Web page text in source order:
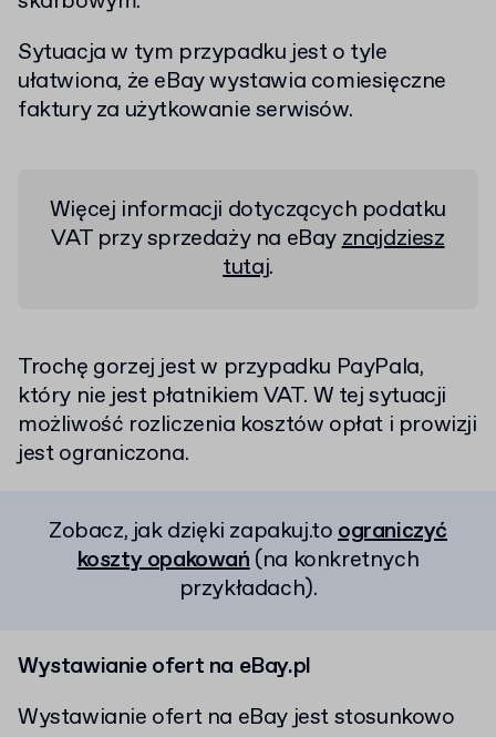
Sytuacja w tym przypadku jest o tyle
ułatwiona, że eBay wystawia comiesięczne
faktury za użytkowanie serwisów.
Więcej informacji dotyczących podatku
VAT przy sprzedaży na eBayznajdziesz
tutaj.
Trochę gorzej jest w przypadku PayPala,
który nie jest płatnikiem VAT. W tej sytuacji
możliwość rozliczenia kosztów opłat i prowizji
jest ograniczona.
Zobacz, jak dzięki zapakuj.toograniczyć
koszty opakowań(na konkretnych
przykładach).
Wystawianie ofert na eBay.pl
Wystawianie ofert na eBay jest stosunkowo